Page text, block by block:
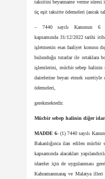
taksitini beyanname verme
üç eşit taksitte ödemeleri (ancak
– 7440 sayılı Kanunun 6
kapsamında 31/12/2022 tarihi
işletmenin esas faaliyet konusu
bulunduğu tutarlar ile ortaklara
işlemlerini, mücbir sebep halinin
dairelerine beyan etmek suretiyle
ödemeleri,
gerekmektedir.
Mücbir sebep halinin diğer
MADDE 6-(1) 7440 sayılı
Bakanlığınca ilan edilen mücbir
kapsamında alacakları
idareler için de uygulanması
Kahramanmaraş ve Malatya